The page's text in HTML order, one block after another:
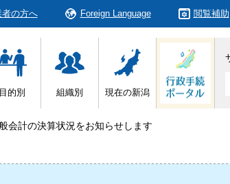
者の方へ Foreign Language 閲覧補助
目的別 組織別 現在の新潟
会計の決算状況をお知らせします